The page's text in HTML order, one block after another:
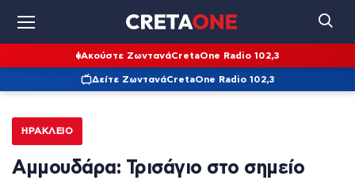
Ακούστε ΖωντανάCretaOne Radio 102,3
Δείτε ΖωντανάCretaOne Radio 102,3
ΗΡΆΚΛΕΙΟ
Αμμουδάρα: Τρισάγιο στο σημείο